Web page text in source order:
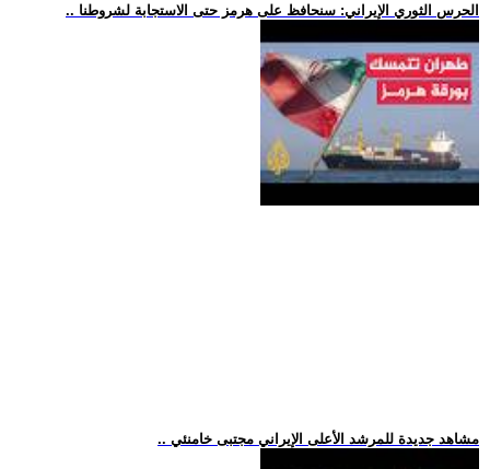
.. الحرس الثوري الإيراني: سنحافظ على هرمز حتى الاستجابة لشروطنا
.. مشاهد جديدة للمرشد الأعلى الإيراني مجتبى خامنئي